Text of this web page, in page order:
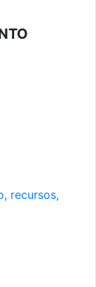
recursos,